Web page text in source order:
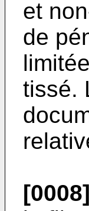
et
de
tissé.
[0008]